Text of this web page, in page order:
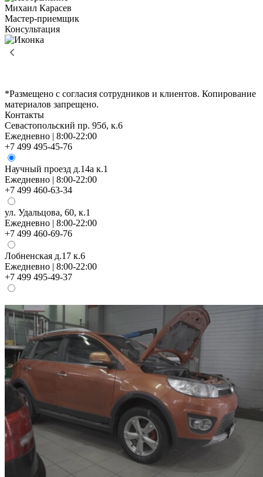
Михаил Карасев
Мастер-приемщик
Консультация
*Размещено с согласия сотрудников и клиентов. Копирование
материалов запрещено.
Контакты
Севастопольский пр. 95б, к.6
Ежедневно | 8:00-22:00
+7 499 495-45-76
Научный проезд д.14а к.1
Ежедневно | 8:00-22:00
+7 499 460-63-34
ул. Удальцова, 60, к.1
Ежедневно | 8:00-22:00
+7 499 460-69-76
Лобненская д.17 к.6
Ежедневно | 8:00-22:00
+7 499 495-49-37